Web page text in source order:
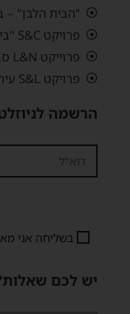
"הבית הלבן" –
פרויקט S&C "בית האבן" אפקה, תל אביב
פרוייקט L&N סביון
פרויקט S&L עיר ימים, נתניה
הרשמה
בשליחה אני
יש לכם